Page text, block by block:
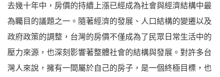
去幾十年中，房價的持續上漲已經成為社會與經濟結構中最
為矚目的議題之一。隨著經濟的發展、人口結構的變遷以及
政府政策的調整，台灣的房價不僅成為了民眾日常生活中的
壓力來源，也深刻影響著整體社會的結構與發展。對許多台
灣人來說，擁有一間屬於自己的房子，是一個終極目標，也